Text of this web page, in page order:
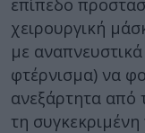
χειρουργική
με
φτέρνισμα) να
ανεξάρτητα από
τη